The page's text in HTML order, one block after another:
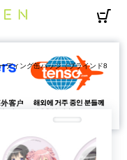
ィング缶バッジ（ブラインド8